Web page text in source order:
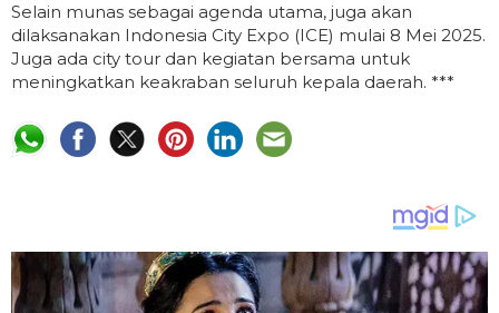
Selain munas sebagai agenda utama, juga akan
dilaksanakan Indonesia City Expo (ICE) mulai 8 Mei 2025.
Juga ada city tour dan kegiatan bersama untuk
meningkatkan keakraban seluruh kepala daerah. ***